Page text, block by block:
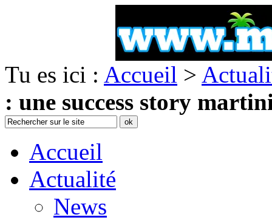
Tu es ici : Accueil >
: une success story
Accueil
Actualité
News